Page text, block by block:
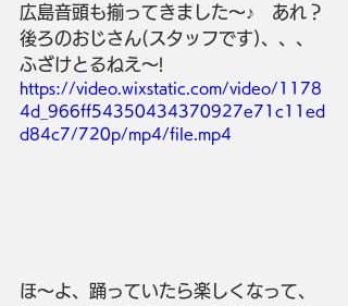
広島音頭も揃ってきました～♪　あれ？
後ろのおじさん(スタッフです)、、、
ふざけとるねえ～!
https://video.wixstatic.com/video/1178
4d_966ff54350434370927e71c11ed
d84c7/720p/mp4/file.mp4
ほ～よ、踊っていたら楽しくなって、